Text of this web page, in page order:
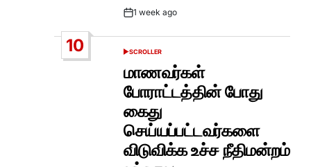
Post1 week ago
10
POSTED
SCROLLER
மாணவர்கள்
போராட்டத்தின் போது
கைது
செய்யப்பட்டவர்களை
விடுவிக்க உச்ச நீதிமன்றம்